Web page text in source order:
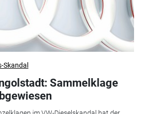
Skandal
Sammelklage